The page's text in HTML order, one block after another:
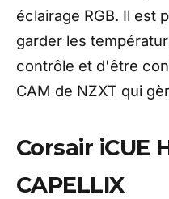
éclairage RGB. Il est
garder les
contrôle et d'être
CAM de NZXT qui
Corsair iCUE
CAPELLIX